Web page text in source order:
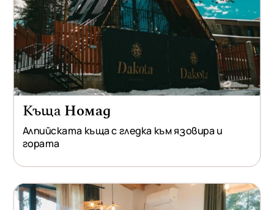
КъщаНомад
Алпийската къща с гледка към язовира и
гората